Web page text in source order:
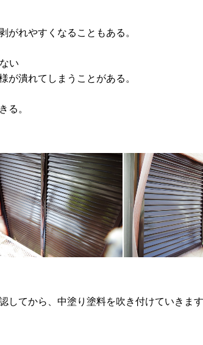
がれやすくなることもある。
い
が潰れてしまうことがある。
る。
してから、中塗り塗料を吹き付けていきま